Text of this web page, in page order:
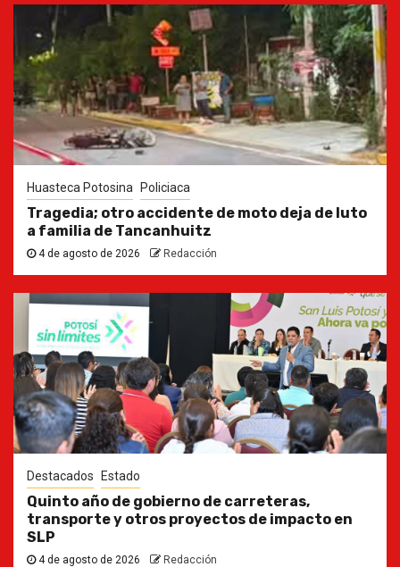
Huasteca Potosina Policiaca
Tragedia; otro accidente de moto deja de luto
a familia de Tancanhuitz
4 de agosto de 2026 Redacción
Destacados Estado
Quinto año de gobierno de carreteras,
transporte y otros proyectos de impacto en
SLP
4 de agosto de 2026 Redacción